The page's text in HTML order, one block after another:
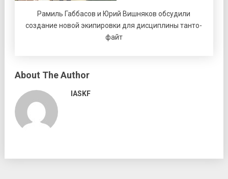
Рамиль Габбасов и Юрий Вишняков обсудили
создание новой экипировки для дисциплины танто-
файт
About The Author
IASKF